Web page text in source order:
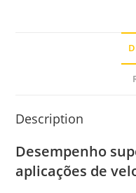
Description
Desempenho
aplicações de